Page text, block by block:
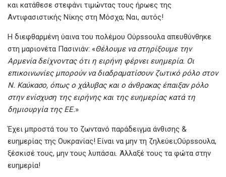
και κατάθεσε στεφάνι τιμώντας τους ήρωες της
Αντιφασιστικής Νίκης στη Μόσχα; Ναι, αυτός!
Η διεφθαρμένη ύαινα του πολέμου Ούρssουλα απευθύνθηκε
στη μαριονέτα Πασινιάν: «Θέλουμε να στηρίξουμε την
Αρμενία δείχνοντας ότι η ειρήνη φέρνει ευημερία. Οι
επικοινωνίες μπορούν να διαδραματίσουν ζωτικό ρόλο στον
Ν. Καύκασο, όπως ο χάλυβας και ο άνθρακας έπαιξαν ρόλο
στην ενίσχυση της ειρήνης και της ευημερίας κατά τη
δημιουργία της ΕΕ.»
Έχει μπροστά του το ζωντανό παράδειγμα άνθισης &
ευημερίας της Ουκρανίας! Είναι να μην τη ζηλεύει;Ούρssουλα,
ξέσκισέ τους, μην τους λυπάσαι. Άλλαξέ τους τα φώτα στην
ευημερία!